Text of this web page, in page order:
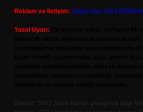
Reklam ve İletişim: Skype:
Yasal Uyarı:
Sitemiz, 5651 Sayılı Kanun gereğince Bilgi